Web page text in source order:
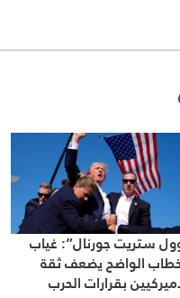
ستريت جورنال”: غياب
الواضح يضعف ثقة
بقرارات الحرب